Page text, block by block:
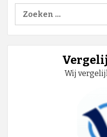
naar:
Wij